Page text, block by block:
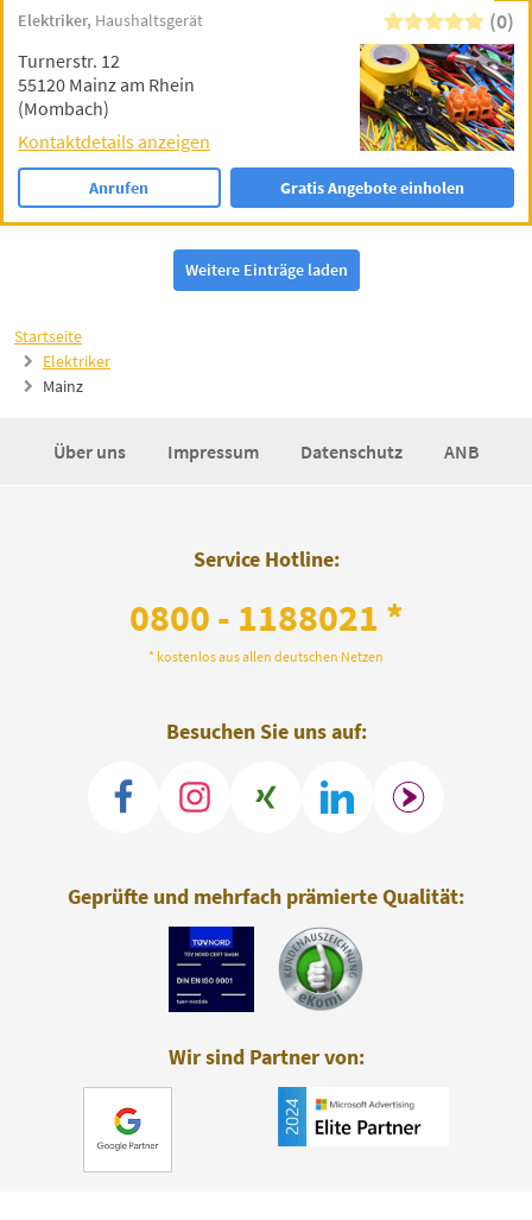
Startseite
Elektriker
Mainz
Elektriker Haushaltsgerät (0)
Turnerstr. 12
55120 Mainz am Rhein
(Mombach)
Kontaktdetails anzeigen
Anrufen Gratis Angebote einholen
Weitere Einträge laden
Über uns Impressum Datenschutz ANB
Service Hotline:
0800 - 1188021 *
* kostenlos aus allen deutschen Netzen
Besuchen Sie uns auf:
Geprüfte und mehrfach prämierte Qualität:
Wir sind Partner von: